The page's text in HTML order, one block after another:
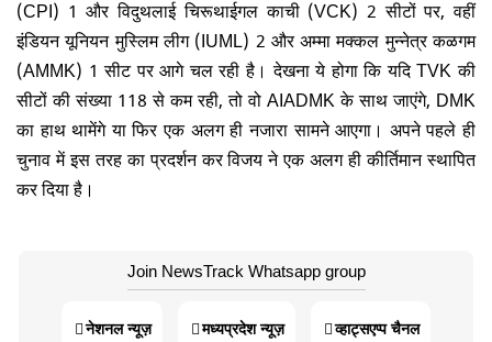
(CPI) 1 और विदुथलाई चिरूथाईगल काची (VCK) 2 सीटों पर, वहीं
इंडियन यूनियन मुस्लिम लीग (IUML) 2 और अम्मा मक्कल मुन्नेत्र कळगम
(AMMK) 1 सीट पर आगे चल रही है। देखना ये होगा कि यदि TVK की
सीटों की संख्या 118 से कम रही, तो वो AIADMK के साथ जाएंगे, DMK
का हाथ थामेंगे या फिर एक अलग ही नजारा सामने आएगा। अपने पहले ही
चुनाव में इस तरह का प्रदर्शन कर विजय ने एक अलग ही कीर्तिमान स्थापित
कर दिया है।
Join NewsTrack Whatsapp group
नेशनल न्यूज़ मध्यप्रदेश न्यूज़ व्हाट्सएप्प चैनल